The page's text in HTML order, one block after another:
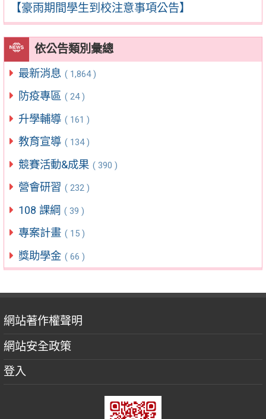
【豪雨期間學生到校注意事項公告】
依公告類別彙總
最新消息 ( 1,864 )
防疫專區 ( 24 )
升學輔導 ( 161 )
教育宣導 ( 134 )
競賽活動&成果 ( 390 )
營會研習 ( 232 )
108 課綱 ( 39 )
專案計畫 ( 15 )
獎助學金 ( 66 )
網站著作權聲明
網站安全政策
登入